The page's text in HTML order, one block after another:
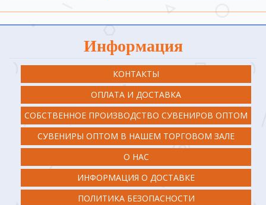
Информация
КОНТАКТЫ
ОПЛАТА И ДОСТАВКА
СОБСТВЕННОЕ ПРОИЗВОДСТВО СУВЕНИРОВ ОПТОМ
СУВЕНИРЫ ОПТОМ В НАШЕМ ТОРГОВОМ ЗАЛЕ
О НАС
ИНФОРМАЦИЯ О ДОСТАВКЕ
ПОЛИТИКА БЕЗОПАСНОСТИ